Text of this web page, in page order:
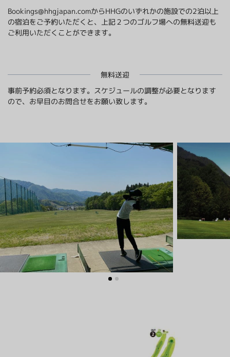
アクティビティ
グリーンシーズン
イベント
ウィンターシーズン
イベント
Bookings@hhgjapan.comからHHGのいずれかの施設での2泊以上
の宿泊をご予約いただくと、上記２つのゴルフ場への無料送迎も
ご利用いただくことができます。
無料送迎
事前予約必須となります。スケジュールの調整が必要となります
ので、お早目のお問合せをお願い致します。